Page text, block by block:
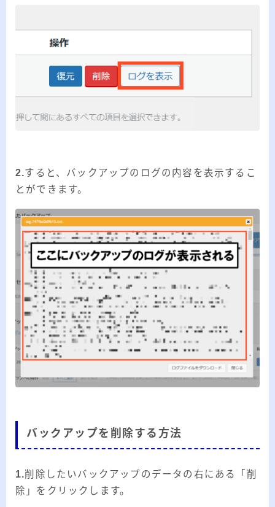
2.すると、バックアップのログの内容を表示するこ
とができます。
バックアップを削除する方法
1.削除したいバックアップのデータの右にある「削
除」をクリックします。